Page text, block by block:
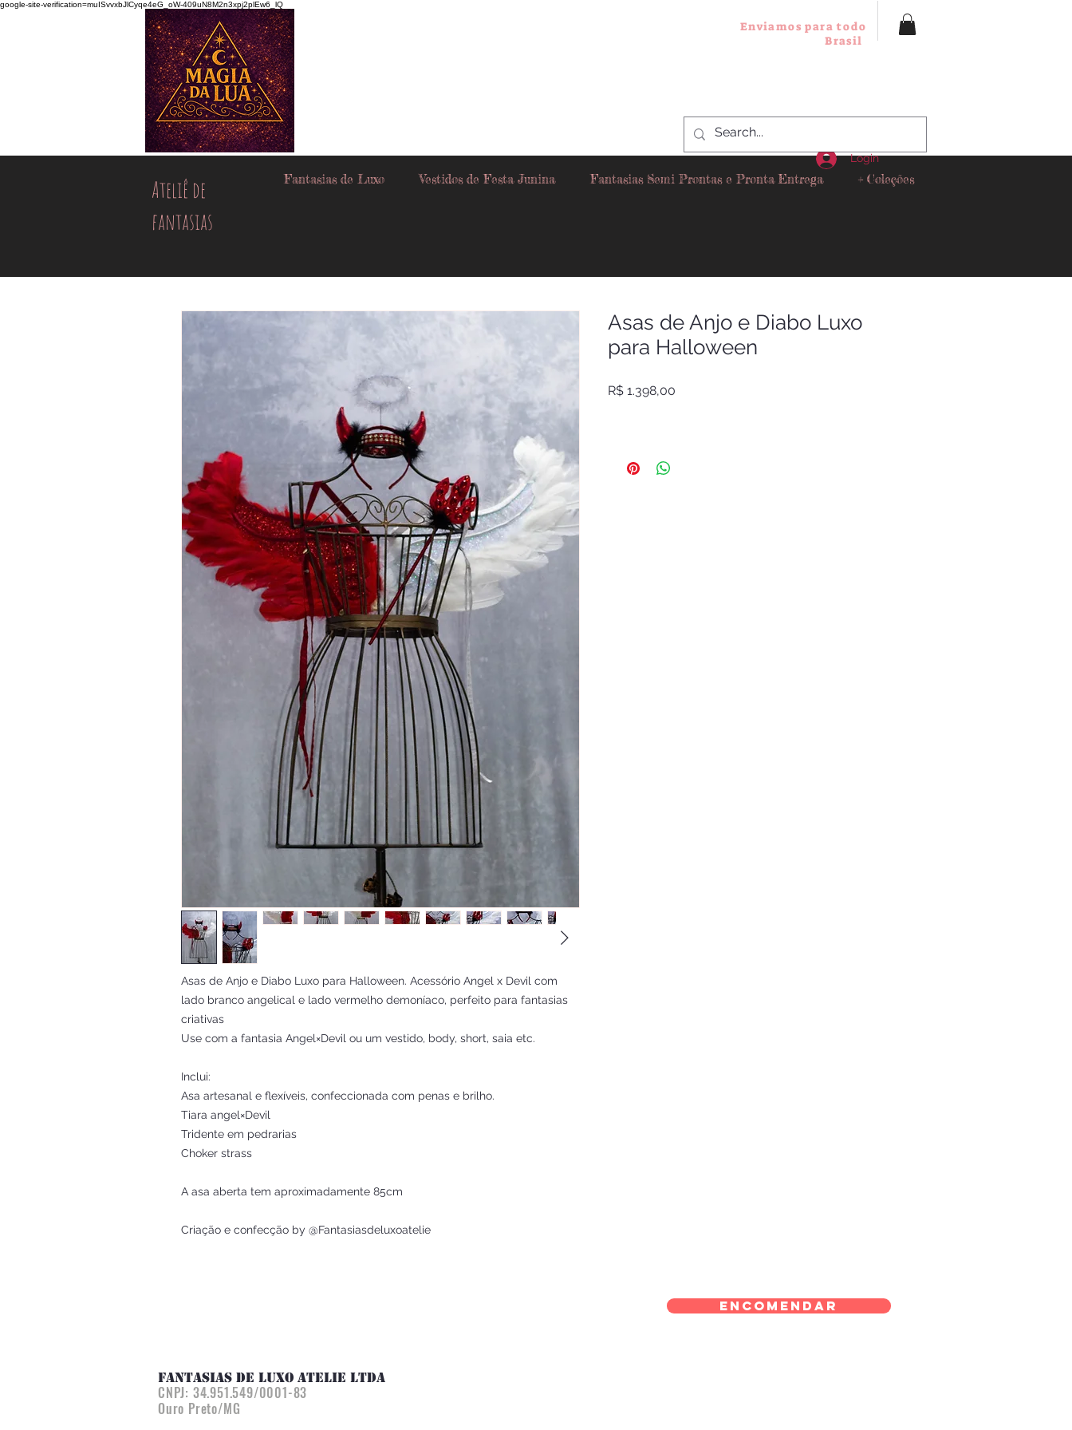
google-site-verification=muISvvxbJlCyqe4eG_oW-409uN8M2n3xpj2plEw6_lQ
Enviamos para todo
Brasil
Ateliê de
fantasias
Fantasias de Luxo Vestidos de Festa Junina Fantasias Semi Prontas e Pronta Entrega + Coleções
Login
Asas de Anjo e Diabo Luxo para Halloween. Acessório Angel x Devil com
lado branco angelical e lado vermelho demoníaco, perfeito para fantasias
criativas
Use com a fantasia Angel×Devil ou um vestido, body, short, saia etc.
Inclui:
Asa artesanal e flexíveis, confeccionada com penas e brilho.
Tiara angel×Devil
Tridente em pedrarias
Choker strass
A asa aberta tem aproximadamente 85cm
Criação e confecção by @Fantasiasdeluxoatelie
Asas de Anjo e Diabo Luxo
para Halloween
R$ 1.398,00
Encomendar
FANTASIAS DE LUXO ATELIE LTDA
CNPJ: 34.951.549/0001-83
Ouro Preto/MG